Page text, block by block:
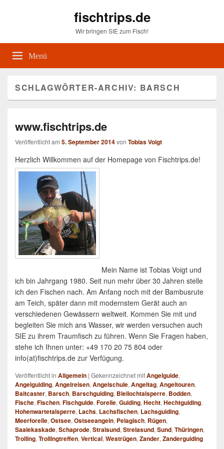
fischtrips.de
Wir bringen SIE zum Fisch!
Menü
SCHLAGWÖRTER-ARCHIV: BARSCH
www.fischtrips.de
Veröffentlicht am 5. September 2014von Tobias Voigt
Herzlich Willkommen auf der Homepage von Fischtrips.de!
Mein Name ist Tobias Voigt und
ich bin Jahrgang 1980. Seit nun mehr über 30 Jahren stelle
ich den Fischen nach. Am Anfang noch mit der Bambusrute
am Teich, später dann mit modernstem Gerät auch an
verschiedenen Gewässern weltweit. Kommen Sie mit und
begleiten Sie mich ans Wasser, wir werden versuchen auch
SIE zu ihrem Traumfisch zu führen. Wenn Sie Fragen haben,
stehe ich Ihnen unter: +49 170 20 75 804 oder
info(at)fischtrips.de zur Verfügung.
Veröffentlicht in Allgemein | Gekennzeichnet mitAngelguide,
Angelguiding, Angelreisen, Angelschule, Angeltag, Angeltouren,
Baitcaster, Barsch, Barschguiding, Bleilochtalsperre, Bodden,
Fische, Fischen, Fischguide, Forelle, Guiding, Hecht, Hechtguiding,
Hohenwartetalsperre, Lachs, Lachsfischen, Lachsguiding,
Meerforelle, Ostsee, Ostseeangeln, Pelagisch, Rügen,
Saalekaskade, Schaprode, Stralsund, Strelasund, Sund, Thüringen,
Trolling, Trollingtreffen, Vertical, Westrügen, Zander, Zanderguiding